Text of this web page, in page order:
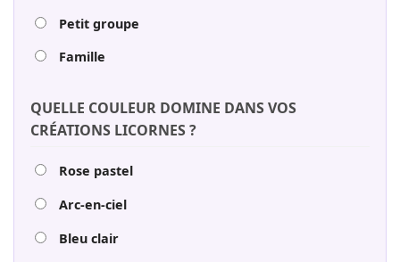
Petit groupe
Famille
QUELLE COULEUR DOMINE DANS VOS
CRÉATIONS LICORNES ?
Rose pastel
Arc-en-ciel
Bleu clair